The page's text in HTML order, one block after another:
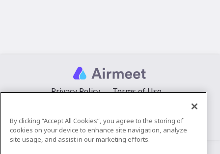
Privacy Policy Terms of Use
© 2026 Airmeet Inc.
By clicking “Accept All Cookies”, you agree to the storing of
cookies on your device to enhance site navigation, analyze
site usage, and assist in our marketing efforts.